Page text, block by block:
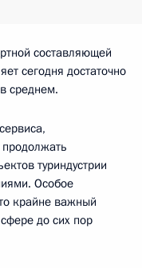
составляющей
сегодня достаточно
среднем.
продолжать
туриндустрии
Особое
крайне важный
до сих пор